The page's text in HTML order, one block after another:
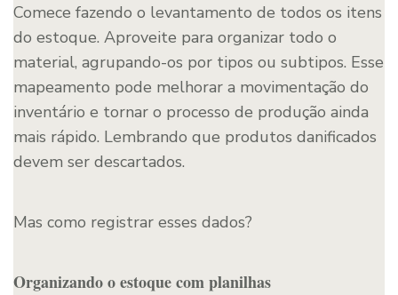
Comece fazendo o levantamento de todos os itens
do estoque. Aproveite para organizar todo o
material, agrupando-os por tipos ou subtipos. Esse
mapeamento pode melhorar a movimentação do
inventário e tornar o processo de produção ainda
mais rápido. Lembrando que produtos danificados
devem ser descartados.
Mas como registrar esses dados?
Organizando o estoque com planilhas